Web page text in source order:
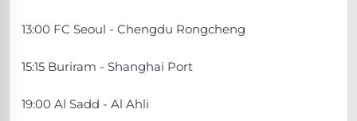
13:00 FC Seoul - Chengdu Rongcheng
15:15 Buriram - Shanghai Port
19:00 Al Sadd - Al Ahli